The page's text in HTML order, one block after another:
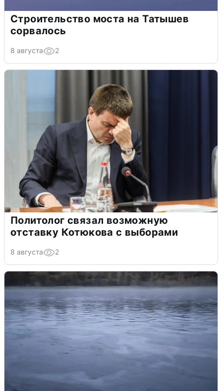
Строительство моста на Татышев
сорвалось
8 августа 2
Политолог связал возможную
отставку Котюкова с выборами
8 августа 2